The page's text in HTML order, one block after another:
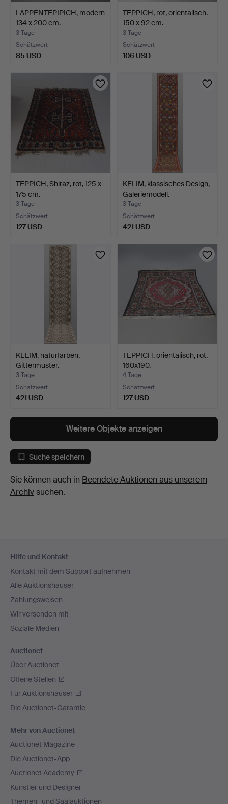
LAPPENTEPIPICH, modern
134 x 200 cm.
3 Tage
Schätzwert
85 USD
TEPPICH, rot, orientalisch.
150 x 92 cm.
3 Tage
Schätzwert
106 USD
TEPPICH, Shiraz, rot, 125 x
175 cm.
3 Tage
Schätzwert
127 USD
KELIM, klassisches Design,
Galeriemodell.
3 Tage
Schätzwert
421 USD
KELIM, naturfarben,
Gittermuster.
3 Tage
Schätzwert
421 USD
TEPPICH, orientalisch, rot.
160x190.
4 Tage
Schätzwert
127 USD
Weitere Objekte anzeigen
Suche speichern
Sie können auch in Beendete Auktionen aus unserem
Archivsuchen.
Navigation
Hilfe und Kontakt
Kontakt mit dem Support aufnehmen
Alle Auktionshäuser
Zahlungsweisen
Wir versenden mit
Soziale Medien
Auctionet
Über Auctionet
Offene Stellen
Für Auktionshäuser
Die Auctionet-Garantie
Mehr von Auctionet
Auctionet Magazine
Die Auctionet-App
Auctionet Academy
Künstler und Designer
Themen- und Saalauktionen